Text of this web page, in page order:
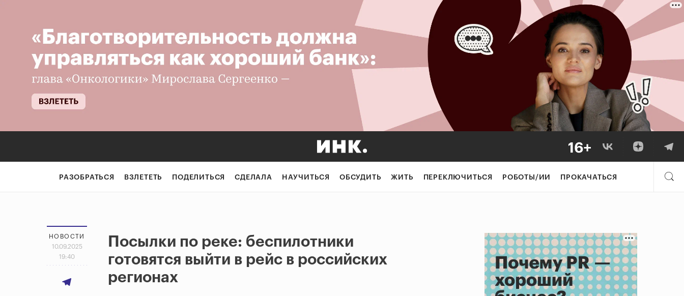
РАЗОБРАТЬСЯ ВЗЛЕТЕТЬ ПОДЕЛИТЬСЯ СДЕЛАЛА НАУЧИТЬСЯ ОБСУДИТЬ ЖИТЬ ПЕРЕКЛЮЧИТЬСЯ РОБОТЫ/ИИ ПРОКАЧАТЬСЯ
НОВОСТИ
10.09.2025
19:40
Посылки по реке: беспилотники
готовятся выйти в рейс в российских
регионах